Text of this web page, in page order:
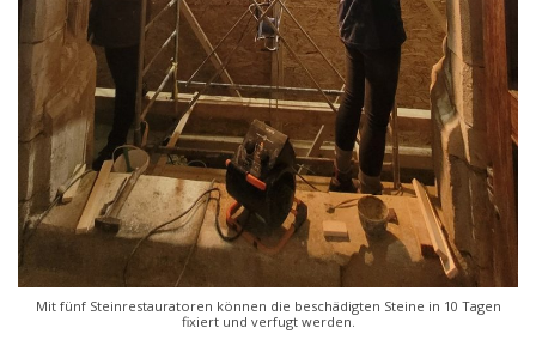
Mit fünf Steinrestauratoren können die beschädigten Steine in 10 Tagen
fixiert und verfugt werden.